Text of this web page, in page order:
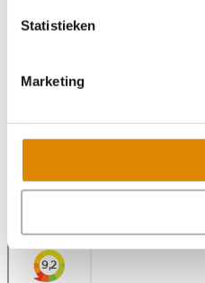
Statistieken
Marketing